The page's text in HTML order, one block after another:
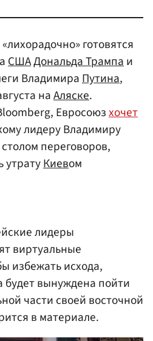
«лихорадочно» готовятся
СШАДональда Трампаи
ВладимираПутина,
наАляске.
Евросоюзхочет
лидеру Владимиру
переговоров,
утратуКиевом
лидеры
виртуальные
избежать исхода,
будет вынуждена пойти
части своей восточной
в материале.